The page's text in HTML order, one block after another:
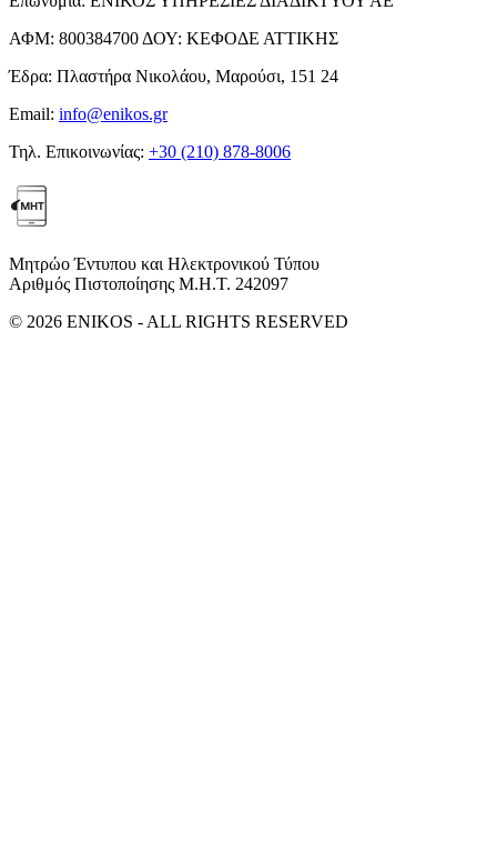
ΑΦΜ: 800384700 ΔΟΥ: ΚΕΦΟΔΕ ΑΤΤΙΚΗΣ
Έδρα: Πλαστήρα Νικολάου, Μαρούσι, 151 24
Email: info@enikos.gr
Τηλ. Επικοινωνίας: +30 (210) 878-8006
Μητρώο Έντυπου και Ηλεκτρονικού Τύπου
Αριθμός Πιστοποίησης Μ.Η.Τ. 242097
© 2026 ENIKOS - ALL RIGHTS RESERVED